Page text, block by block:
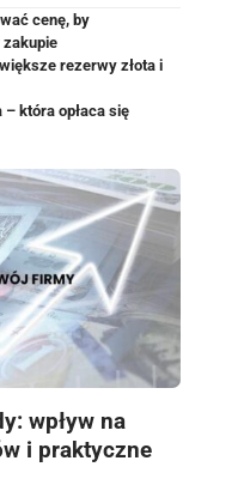
cenę, by
rezerwy złota i
– która opłaca się
wpływ na
i praktyczne